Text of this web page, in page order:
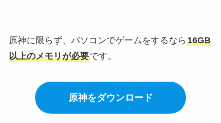
原神に限らず、パソコンでゲームをするなら 16GB
以上のメモリが必要です。
原神をダウンロード